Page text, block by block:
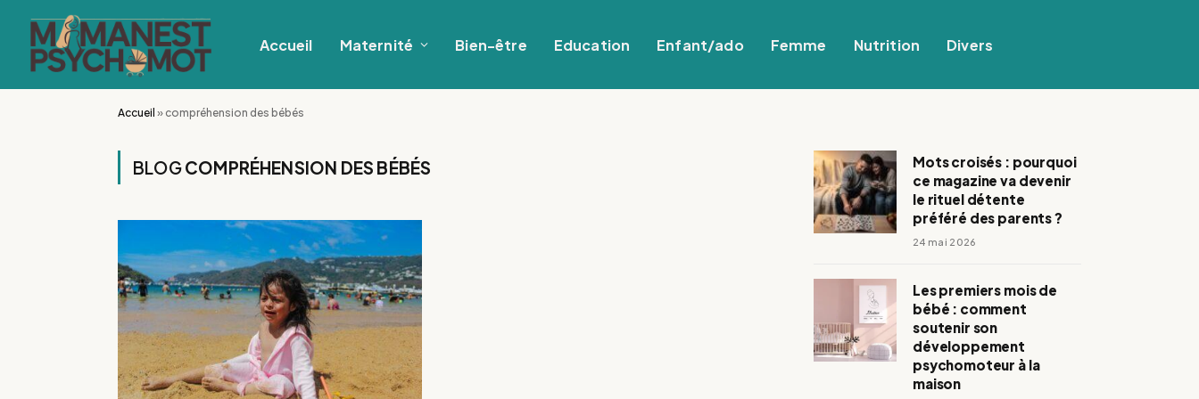
Accueil Maternité Bien-être Education Enfant/ado Femme Nutrition Divers
Accueil » compréhension des bébés
BLOGCOMPRÉHENSION DES BÉBÉS
Mots croisés : pourquoi
ce magazine va devenir
le rituel détente
préféré des parents ?
24 mai 2026
Les premiers mois de
bébé : comment
soutenir son
développement
psychomoteur à la
maison